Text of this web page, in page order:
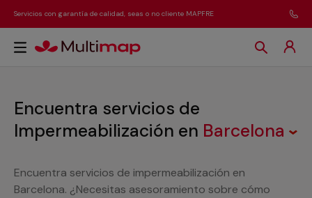
Servicios con garantía de calidad, seas o no cliente MAPFRE
Encuentra servicios de
Impermeabilización en Barcelona
Encuentra servicios de impermeabilización en
Barcelona. ¿Necesitas asesoramiento sobre cómo